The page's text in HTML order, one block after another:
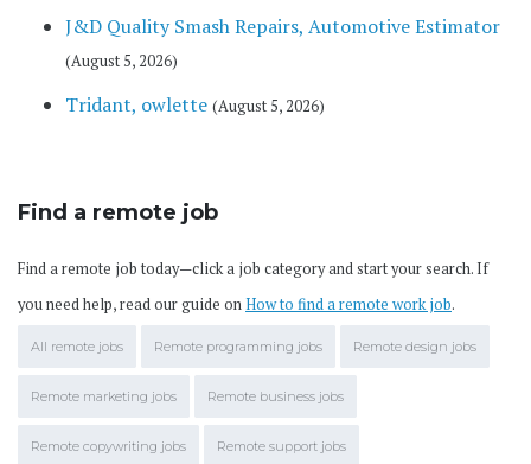
J&D Quality Smash Repairs, Automotive Estimator
(August 5, 2026)
Tridant, owlette (August 5, 2026)
Find a remote job
Find a remote job today—click a job category and start your search. If
you need help, read our guide onHow to find a remote work job.
All remote jobs Remote programming jobs Remote design jobs
Remote marketing jobs Remote business jobs
Remote copywriting jobs Remote support jobs